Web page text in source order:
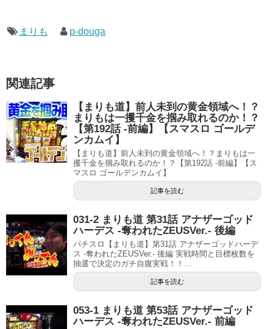
まりも p-douga
関連記事
【まりも道】前人未到の黄金領域へ！？
まりもは一攫千金を掴み取れるのか！？
【第192話 -前編】【スマスロ ゴールデ
ンカムイ】
【まりも道】前人未到の黄金領域へ！？まりもは一
攫千金を掴み取れるのか！？【第192話 -前編】【ス
マスロ ゴールデンカムイ】
記事を読む
031-2 まりも道 第31話 アナザーゴッド
ハーデス -奪われたZEUSVer.- 後編
パチスロ【まりも道】第31話 アナザーゴッドハーデ
ス -奪われたZEUSVer.- 後編 実戦時間と目標枚数を
抽選で決定のガチ自腹実戦！！...
記事を読む
053-1 まりも道 第53話 アナザーゴッド
ハーデス -奪われたZEUSVer.- 前編